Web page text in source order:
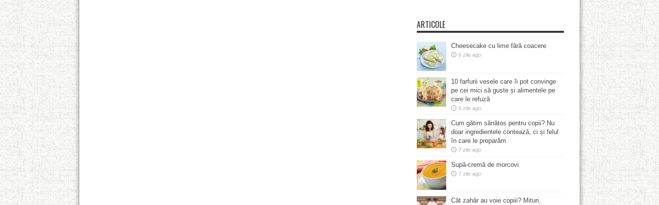
ARTICOLE
Cheesecake cu lime fără coacere
6 zile ago
10 farfurii vesele care îi pot convinge
pe cei mici să guste și alimentele pe
care le refuză
6 zile ago
Cum gătim sănătos pentru copii? Nu
doar ingredientele contează, ci și felul
în care le preparăm
7 zile ago
Supă-cremă de morcovi
7 zile ago
Cât zahăr au voie copiii? Mituri,